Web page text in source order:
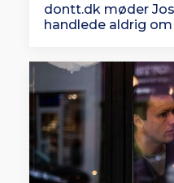
dontt.dk møder
handlede aldrig